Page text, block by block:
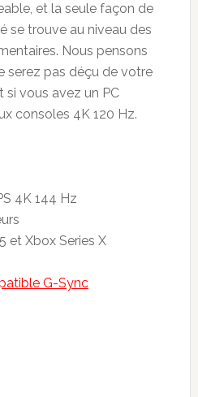
et la seule façon de
se trouve au niveau des
Nous pensons
serez pas déçu de votre
si vous avez un PC
consoles 4K 120 Hz.
4K 144 Hz
et Xbox Series X
G-Sync